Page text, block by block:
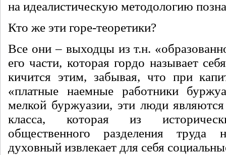
на идеалистическую методологию
Кто же эти горе-теоретики?
Все они – выходцы из т.н.
его части, которая гордо называет
кичится этим, забывая, что при
«платные наемные работники
мелкой буржуазии, эти люди
класса, которая из
общественного разделения
духовный извлекает для себя